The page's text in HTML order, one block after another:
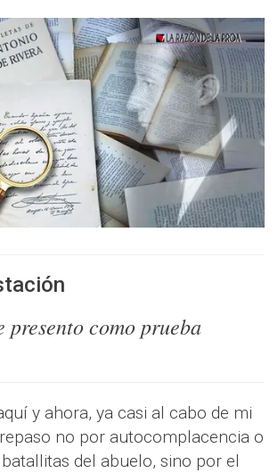
presento como prueba
y ahora, ya casi al cabo de mi
no por autocomplacencia o
del abuelo, sino por el